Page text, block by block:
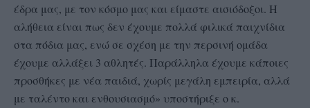
έδρα μας, με τον κόσμο μας και είμαστε αισιόδοξοι. Η
αλήθεια είναι πως δεν έχουμε πολλά φιλικά παιχνίδια
στα πόδια μας, ενώ σε σχέση με την περσινή ομάδα
έχουμε αλλάξει 3 αθλητές. Παράλληλα έχουμε κάποιες
προσθήκες με νέα παιδιά, χωρίς μεγάλη εμπειρία, αλλά
με ταλέντο και ενθουσιασμό» υποστήριξε ο κ.